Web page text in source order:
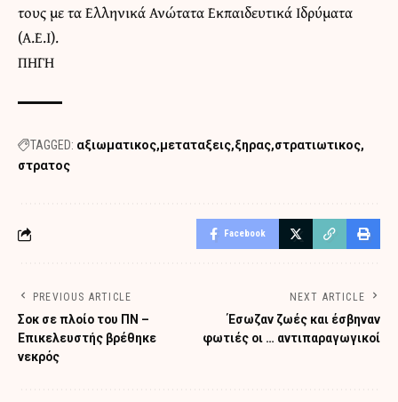
τους με τα Ελληνικά Ανώτατα Εκπαιδευτικά Ιδρύματα
(Α.Ε.Ι).
ΠΗΓΗ
TAGGED: αξιωματικος μεταταξεις ξηρας στρατιωτικος
στρατος
Facebook
PREVIOUS ARTICLE
Σοκ σε πλοίο του ΠΝ –
Επικελευστής βρέθηκε
νεκρός
NEXT ARTICLE
Έσωζαν ζωές και έσβηναν
φωτιές οι … αντιπαραγωγικοί